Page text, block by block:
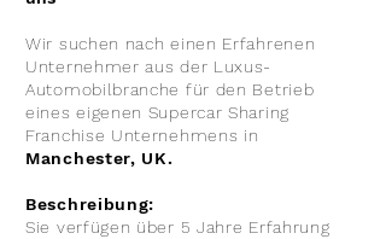
Wir suchen nach einen Erfahrenen
Unternehmer aus der Luxus-
Automobilbranche für den Betrieb
eines eigenen Supercar Sharing
Franchise Unternehmens in
Manchester, UK.
Beschreibung:
Sie verfügen über 5 Jahre Erfahrung